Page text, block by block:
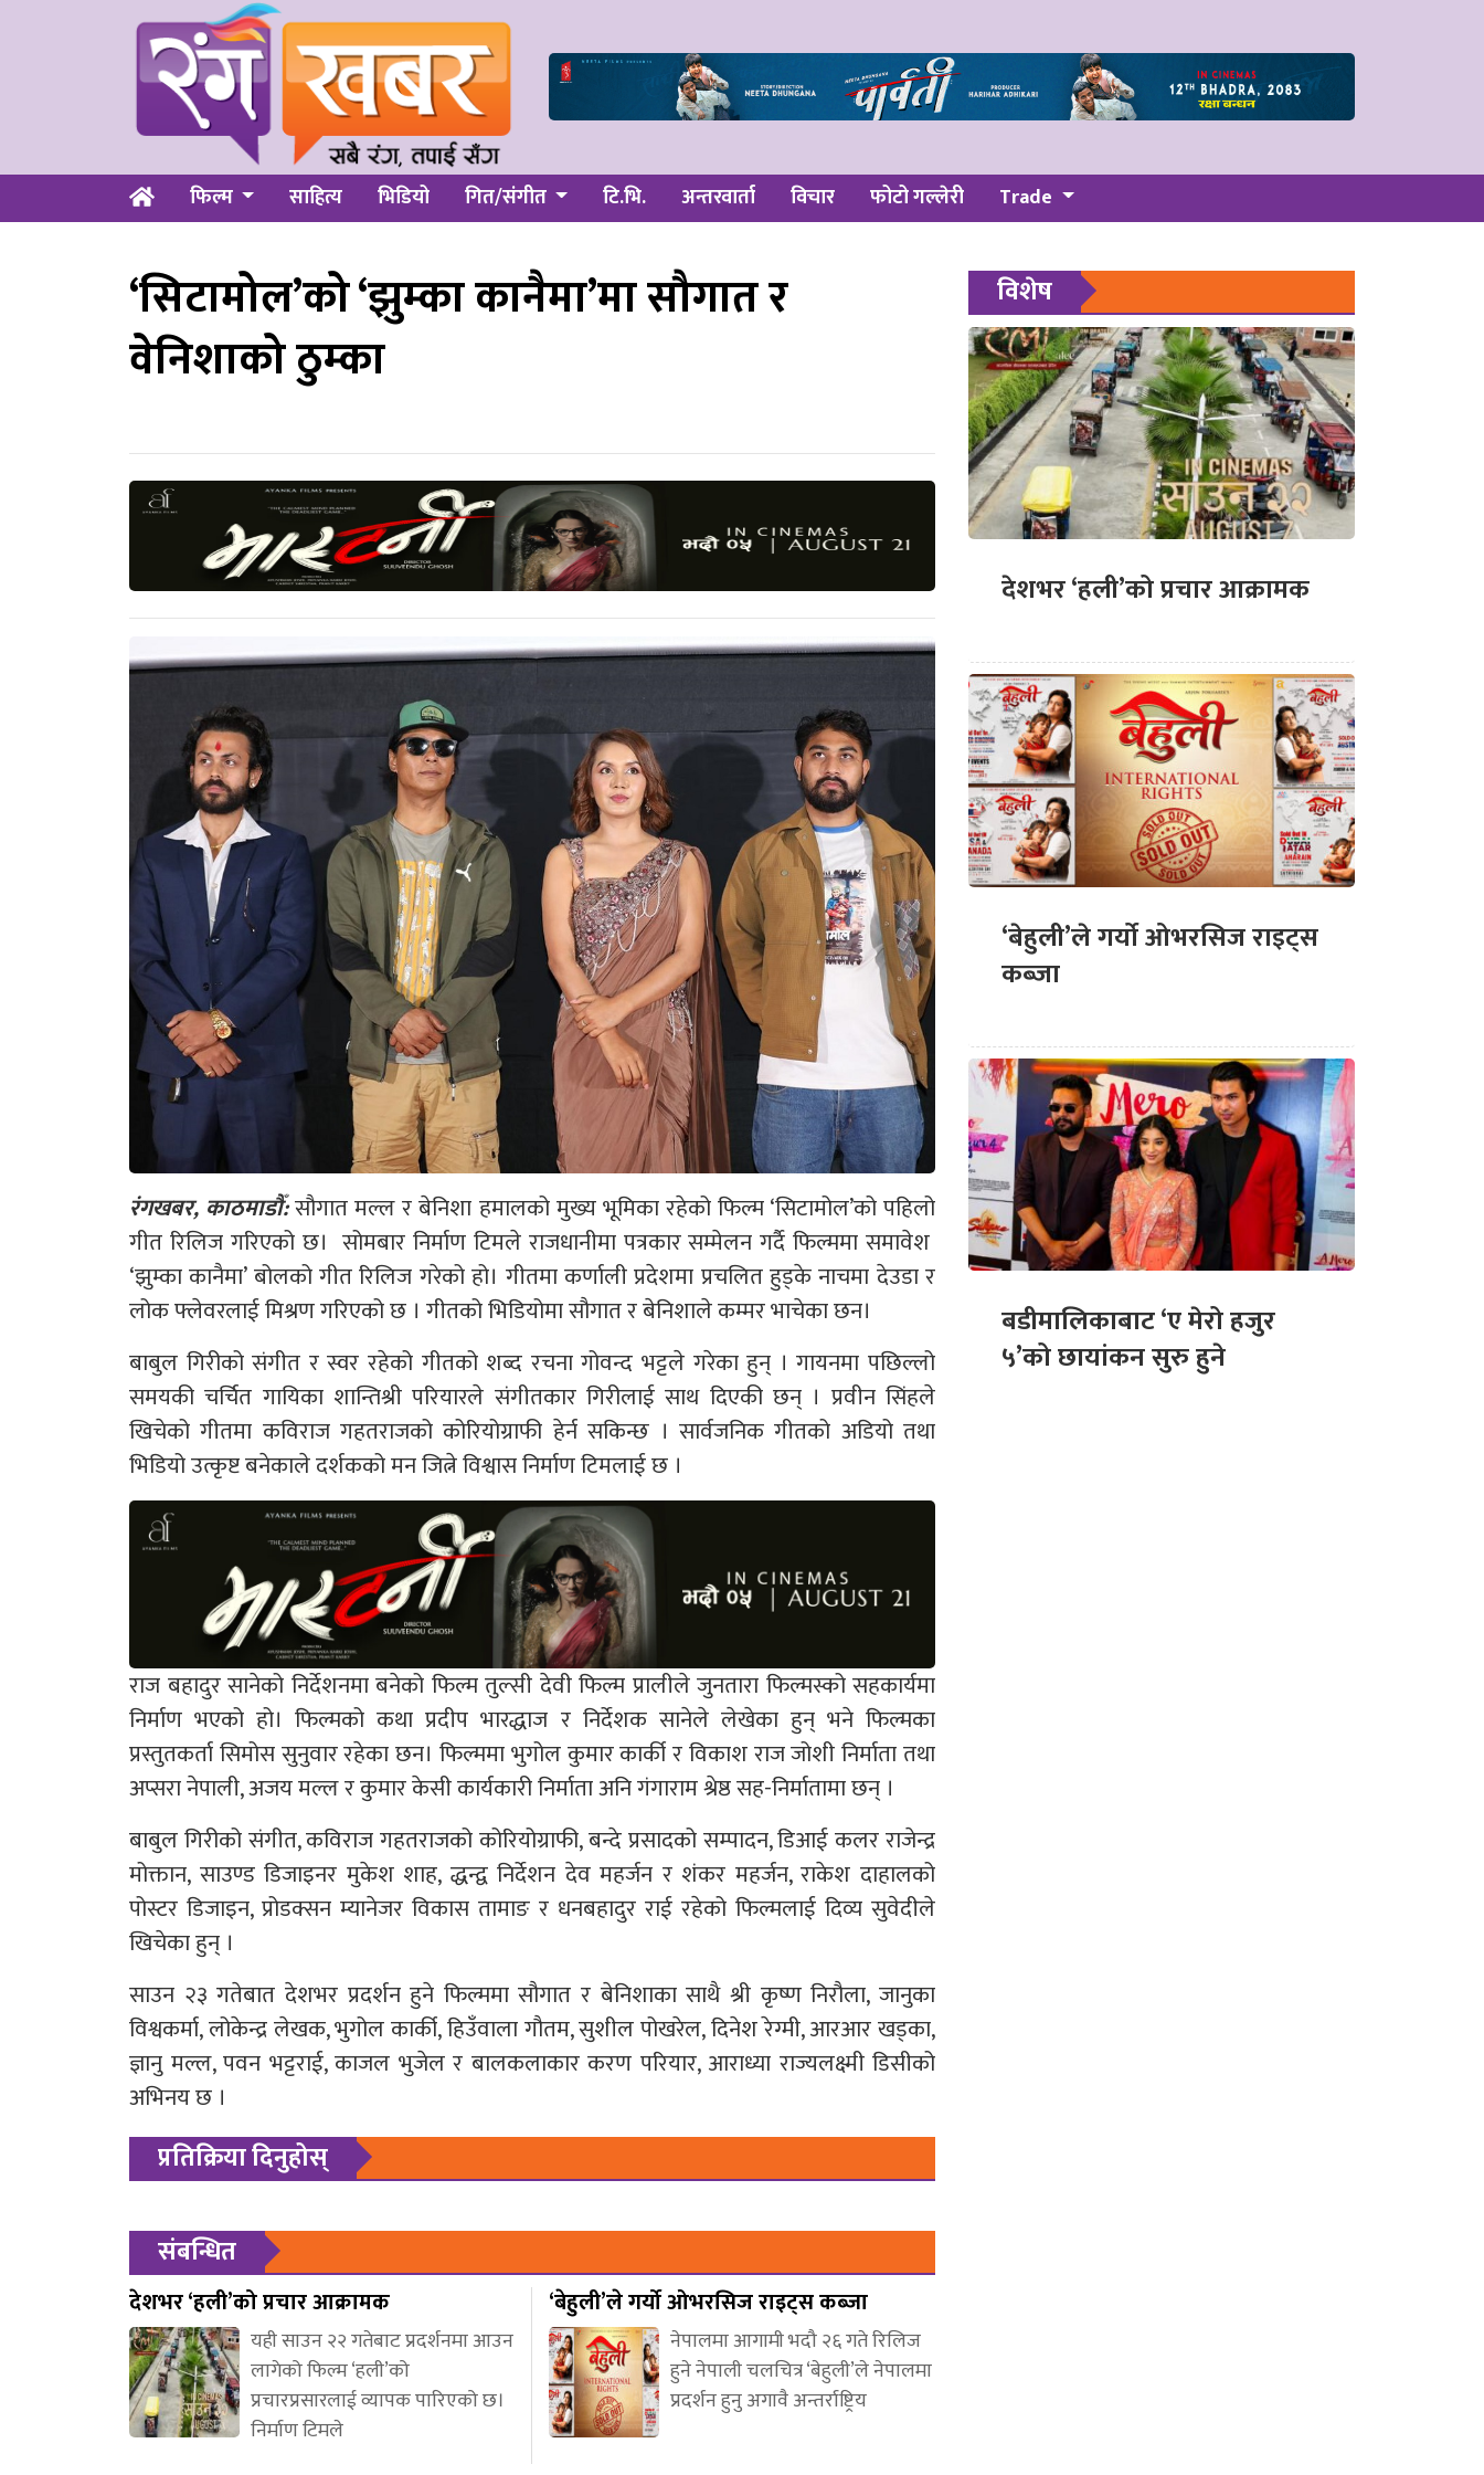
फिल्म साहित्य भिडियो गित/संगीत टि.भि. अन्तरवार्ता विचार फोटो गल्लेरी Trade
‘सिटामोल’को ‘झुम्का कानैमा’मा सौगात र
वेनिशाको ठुम्का
रंगखबर, काठमाडौँ:सौगात मल्ल र बेनिशा हमालको मुख्य भूमिका रहेको फिल्म ‘सिटामोल’को पहिलो
गीत रिलिज गरिएको छ। सोमबार निर्माण टिमले राजधानीमा पत्रकार सम्मेलन गर्दै फिल्ममा समावेश
‘झुम्का कानैमा’ बोलको गीत रिलिज गरेको हो। गीतमा कर्णाली प्रदेशमा प्रचलित हुड्के नाचमा देउडा र
लोक फ्लेवरलाई मिश्रण गरिएको छ । गीतको भिडियोमा सौगात र बेनिशाले कम्मर भाचेका छन।
बाबुल गिरीको संगीत र स्वर रहेको गीतको शब्द रचना गोवन्द भट्टले गरेका हुन् । गायनमा पछिल्लो
समयकी चर्चित गायिका शान्तिश्री परियारले संगीतकार गिरीलाई साथ दिएकी छन् । प्रवीन सिंहले
खिचेको गीतमा कविराज गहतराजको कोरियोग्राफी हेर्न सकिन्छ । सार्वजनिक गीतको अडियो तथा
भिडियो उत्कृष्ट बनेकाले दर्शकको मन जित्ने विश्वास निर्माण टिमलाई छ ।
राज बहादुर सानेको निर्देशनमा बनेको फिल्म तुल्सी देवी फिल्म प्रालीले जुनतारा फिल्मस्को सहकार्यमा
निर्माण भएको हो। फिल्मको कथा प्रदीप भारद्धाज र निर्देशक सानेले लेखेका हुन् भने फिल्मका
प्रस्तुतकर्ता सिमोस सुनुवार रहेका छन। फिल्ममा भुगोल कुमार कार्की र विकाश राज जोशी निर्माता तथा
अप्सरा नेपाली, अजय मल्ल र कुमार केसी कार्यकारी निर्माता अनि गंगाराम श्रेष्ठ सह-निर्मातामा छन् ।
बाबुल गिरीको संगीत, कविराज गहतराजको कोरियोग्राफी, बन्दे प्रसादको सम्पादन, डिआई कलर राजेन्द्र
मोक्तान, साउण्ड डिजाइनर मुकेश शाह, द्धन्द्व निर्देशन देव महर्जन र शंकर महर्जन, राकेश दाहालको
पोस्टर डिजाइन, प्रोडक्सन म्यानेजर विकास तामाङ र धनबहादुर राई रहेको फिल्मलाई दिव्य सुवेदीले
खिचेका हुन् ।
साउन २३ गतेबात देशभर प्रदर्शन हुने फिल्ममा सौगात र बेनिशाका साथै श्री कृष्ण निरौला, जानुका
विश्वकर्मा, लोकेन्द्र लेखक, भुगोल कार्की, हिउँवाला गौतम, सुशील पोखरेल, दिनेश रेग्मी, आरआर खड्का,
ज्ञानु मल्ल, पवन भट्टराई, काजल भुजेल र बालकलाकार करण परियार, आराध्या राज्यलक्ष्मी डिसीको
अभिनय छ ।
प्रतिक्रिया दिनुहोस्
संबन्धित
देशभर ‘हली’को प्रचार आक्रामक
यही साउन २२ गतेबाट प्रदर्शनमा आउन
लागेको फिल्म ‘हली’को
प्रचारप्रसारलाई व्यापक पारिएको छ।
निर्माण टिमले
‘बेहुली’ले गर्यो ओभरसिज राइट्स कब्जा
नेपालमा आगामी भदौ २६ गते रिलिज
हुने नेपाली चलचित्र ‘बेहुली’ले नेपालमा
प्रदर्शन हुनु अगावै अन्तर्राष्ट्रिय
विशेष
देशभर ‘हली’को प्रचार आक्रामक
‘बेहुली’ले गर्यो ओभरसिज राइट्स
कब्जा
बडीमालिकाबाट ‘ए मेरो हजुर
५’को छायांकन सुरु हुने